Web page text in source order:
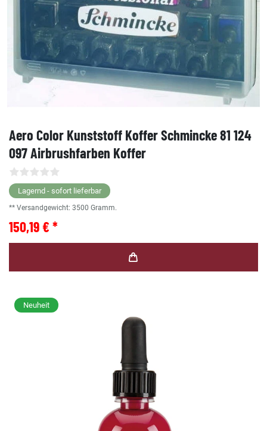
Aero Color Kunststoff Koffer Schmincke 81 124
097 Airbrushfarben Koffer
Lagernd - sofort lieferbar
** Versandgewicht: 3500 Gramm.
150,19 € *
Neuheit